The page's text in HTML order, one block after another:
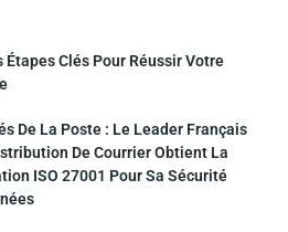
Étapes Clés Pour Réussir Votre
De La Poste : Le Leader Français
De Courrier Obtient La
ISO 27001 Pour Sa Sécurité